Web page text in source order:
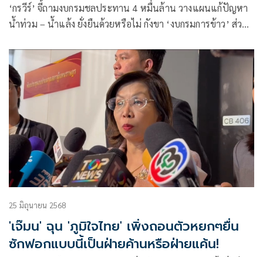
‘กรวีร์’ จี้ถามงบกรมชลประทาน 4 หมื่นล้าน วางแผนแก้ปัญหา
น้ำท่วม – น้ำแล้ง ยั่งยืนด้วยหรือไม่ กังขา ‘งบกรมการข้าว’ ส่วน
ช่วยเกษตรกรไม่กี่ร้อยล้าน
25 มิถุนายน 2568
'เจ๊มน' ฉุน 'ภูมิใจไทย' เพิ่งถอนตัวหยกๆยื่น
ซักฟอกแบบนี้เป็นฝ่ายค้านหรือฝ่ายแค้น!